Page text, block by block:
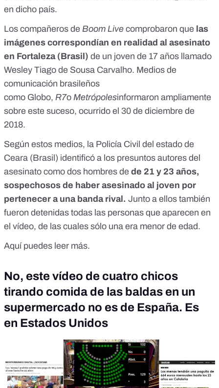
en dicho país.
Los compañeros de Boom Live comprobaron que las
imágenes correspondían en realidad al asesinato
en Fortaleza (Brasil) de un joven de 17 años llamado
Wesley Tiago de Sousa Carvalho. Medios de
comunicación brasileños
como Globo, R7o Metrópolesinformaron ampliamente
sobre este suceso, ocurrido el 30 de diciembre de
2018.
Según estos medios, la Policía Civil del estado de
Ceara (Brasil) identificó a los presuntos autores del
asesinato como dos hombres de de 21 y 23 años,
sospechosos de haber asesinado al joven por
pertenecer a una banda rival. Junto a ellos también
fueron detenidas todas las personas que aparecen en
el vídeo, de las cuales sólo una era menor de edad.
Aquí puedes leer más.
No, este vídeo de cuatro chicos
tirando comida de las baldas en un
supermercado no es de España. Es
en Estados Unidos